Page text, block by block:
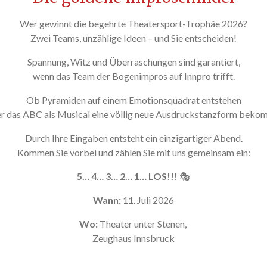
Wer gewinnt die begehrte Theatersport-Trophäe 2026?
Zwei Teams, unzählige Ideen – und Sie entscheiden!
Spannung, Witz und Überraschungen sind garantiert,
wenn das Team der Bogenimpros auf Innpro trifft.
Ob Pyramiden auf einem Emotionsquadrat entstehen
das ABC als Musical eine völlig neue Ausdruckstanzform
Durch Ihre Eingaben entsteht ein einzigartiger Abend.
Kommen Sie vorbei und zählen Sie mit uns gemeinsam ein:
5… 4… 3… 2… 1… LOS!!! 🎭
Wann: 11. Juli 2026
Wo:Theater unter Stenen,
Zeughaus Innsbruck